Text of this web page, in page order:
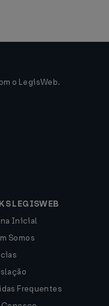
o LegisWeb.
LEGISWEB
Inicial
Somos
Frequentes